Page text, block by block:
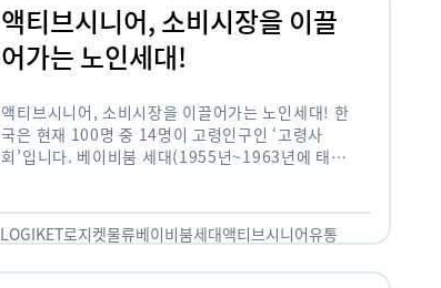
액티브시니어, 소비시장을 이끌
어가는 노인세대!
액티브시니어, 소비시장을 이끌어가는 노인세대! 한
국은 현재 100명 중 14명이 고령인구인 ‘고령사
회’입니다. 베이비붐 세대(1955년~1963년에 태어
오고 있습니다. 하지만 사회가 늙어가는 …
LOGIKET로지켓물류베이비붐세대액티브시니어유통